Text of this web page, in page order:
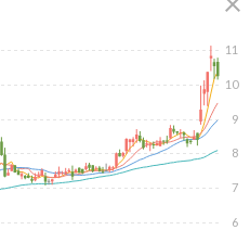
6
7
8
9
10
11